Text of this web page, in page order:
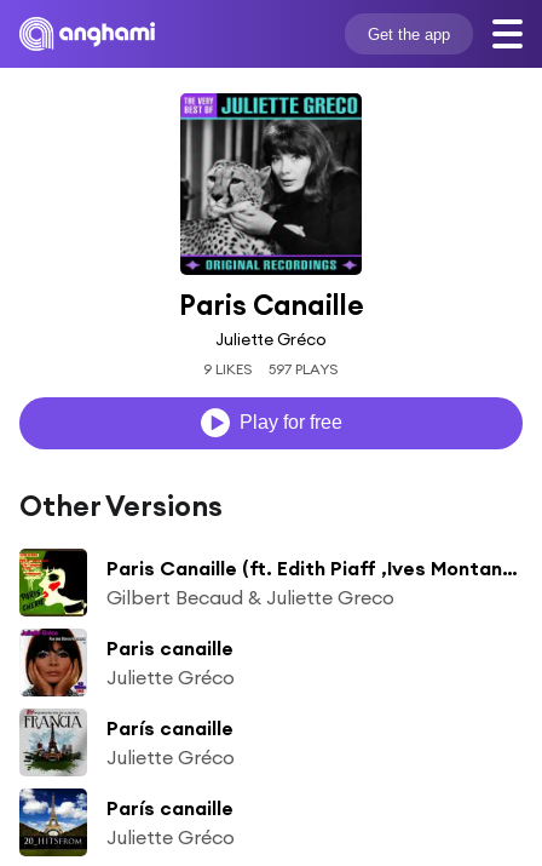
Get the app
Paris Canaille
Juliette Gréco
9 LIKES 597 PLAYS
Play for free
Other Versions
Paris Canaille (ft. Edith Piaff ,Ives Montand ,Dalida ,Charles Aznavour )
Gilbert Becaud & Juliette Greco
Paris canaille
Juliette Gréco
París canaille
Juliette Gréco
París canaille
Juliette Gréco